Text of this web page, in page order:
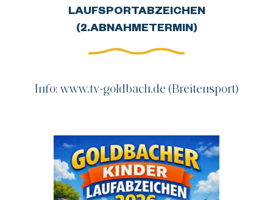
LAUFSPORTABZEICHEN
(2.ABNAHMETERMIN)
Info: www.tv-goldbach.de (Breitensport)